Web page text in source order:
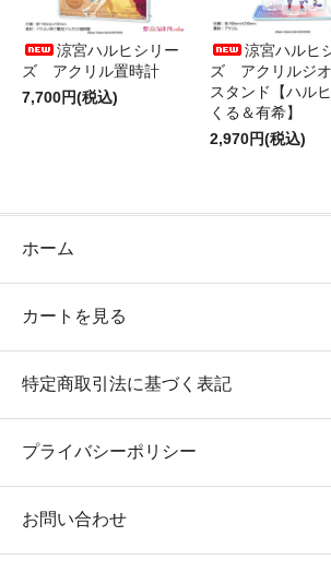
涼宮ハルヒシリー
ズ アクリル置時計
7,700円(税込)
涼宮ハルヒ
ズ アクリルジ
スタンド【ハル
くる＆有希】
2,970円(税込)
ホーム
カートを見る
特定商取引法に基づく表記
プライバシーポリシー
お問い合わせ